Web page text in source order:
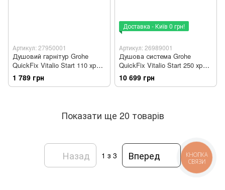
Артикул: 27950001
Душовий гарнітур Grohe
QuickFix Vitalio Start 110 хром
27950001
1 789 грн
Доставка - Київ 0 грн!
Артикул: 26989001
Душова система Grohe
QuickFix Vitalio Start 250 хром
26989001 без змішувача
10 699 грн
Показати ще 20 товарів
Назад 1 з 3 Вперед
КНОПКА
СВЯЗИ